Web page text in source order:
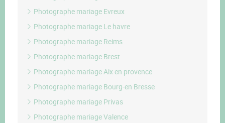
Photographe mariage Evreux
Photographe mariage Le havre
Photographe mariage Reims
Photographe mariage Brest
Photographe mariage Aix en provence
Photographe mariage Bourg-en Bresse
Photographe mariage Privas
Photographe mariage Valence